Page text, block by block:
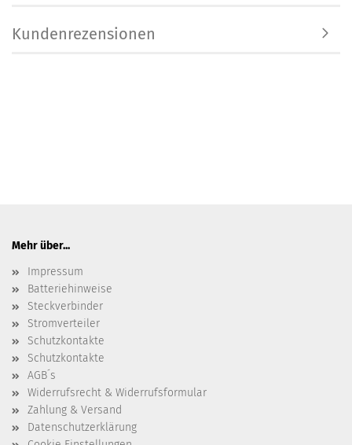
Kundenrezensionen
Mehr über...
Impressum
Batteriehinweise
Steckverbinder
Stromverteiler
Schutzkontakte
Schutzkontakte
AGB´s
Widerrufsrecht & Widerrufsformular
Zahlung & Versand
Datenschutzerklärung